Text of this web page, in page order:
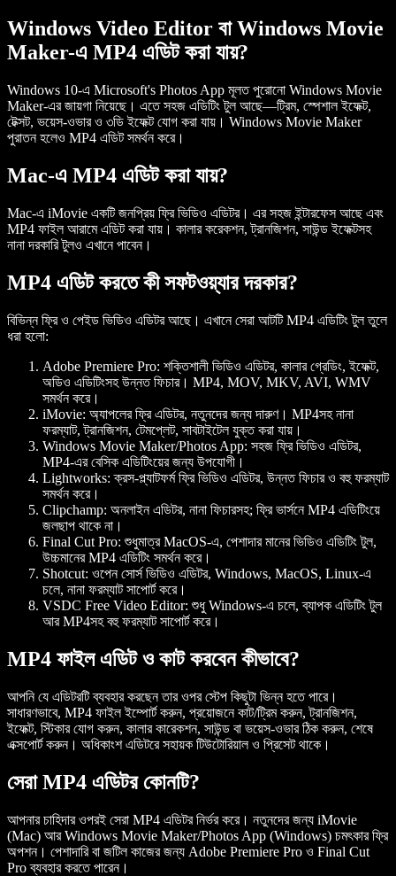
Windows Video Editor বা Windows Movie
Maker-এ MP4 এডিট করা যায়?
Windows 10-এ Microsoft's Photos App মূলত পুরোনো Windows Movie
Maker-এর জায়গা নিয়েছে। এতে সহজ এডিটিং টুল আছে—ট্রিম, স্পেশাল ইফেক্ট,
টেক্সট, ভয়েস-ওভার ও ৩ডি ইফেক্ট যোগ করা যায়। Windows Movie Maker
পুরাতন হলেও MP4 এডিট সমর্থন করে।
Mac-এ MP4 এডিট করা যায়?
Mac-এ iMovie একটি জনপ্রিয় ফ্রি ভিডিও এডিটর। এর সহজ ইন্টারফেস আছে এবং
MP4 ফাইল আরামে এডিট করা যায়। কালার করেকশন, ট্রানজিশন, সাউন্ড ইফেক্টসহ
নানা দরকারি টুলও এখানে পাবেন।
MP4 এডিট করতে কী সফটওয়্যার দরকার?
বিভিন্ন ফ্রি ও পেইড ভিডিও এডিটর আছে। এখানে সেরা আটটি MP4 এডিটিং টুল তুলে
ধরা হলো:
Adobe Premiere Pro: শক্তিশালী ভিডিও এডিটর, কালার গ্রেডিং, ইফেক্ট,
অডিও এডিটিংসহ উন্নত ফিচার। MP4, MOV, MKV, AVI, WMV
সমর্থন করে।
iMovie: অ্যাপলের ফ্রি এডিটর, নতুনদের জন্য দারুণ। MP4সহ নানা
ফরম্যাট, ট্রানজিশন, টেমপ্লেট, সাবটাইটেল যুক্ত করা যায়।
Windows Movie Maker/Photos App: সহজ ফ্রি ভিডিও এডিটর,
MP4-এর বেসিক এডিটিংয়ের জন্য উপযোগী।
Lightworks: ক্রস-প্ল্যাটফর্ম ফ্রি ভিডিও এডিটর, উন্নত ফিচার ও বহু ফরম্যাট
সমর্থন করে।
Clipchamp: অনলাইন এডিটর, নানা ফিচারসহ; ফ্রি ভার্সনে MP4 এডিটিংয়ে
জলছাপ থাকে না।
Final Cut Pro: শুধুমাত্র MacOS-এ, পেশাদার মানের ভিডিও এডিটিং টুল,
উচ্চমানের MP4 এডিটিং সমর্থন করে।
Shotcut: ওপেন সোর্স ভিডিও এডিটর, Windows, MacOS, Linux-এ
চলে, নানা ফরম্যাট সাপোর্ট করে।
VSDC Free Video Editor: শুধু Windows-এ চলে, ব্যাপক এডিটিং টুল
আর MP4সহ বহু ফরম্যাট সাপোর্ট করে।
MP4 ফাইল এডিট ও কাট করবেন কীভাবে?
আপনি যে এডিটরটি ব্যবহার করছেন তার ওপর স্টেপ কিছুটা ভিন্ন হতে পারে।
সাধারণভাবে, MP4 ফাইল ইম্পোর্ট করুন, প্রয়োজনে কাট/ট্রিম করুন, ট্রানজিশন,
ইফেক্ট, স্টিকার যোগ করুন, কালার কারেকশন, সাউন্ড বা ভয়েস-ওভার ঠিক করুন, শেষে
এক্সপোর্ট করুন। অধিকাংশ এডিটরে সহায়ক টিউটোরিয়াল ও প্রিসেট থাকে।
সেরা MP4 এডিটর কোনটি?
আপনার চাহিদার ওপরই সেরা MP4 এডিটর নির্ভর করে। নতুনদের জন্য iMovie
(Mac) আর Windows Movie Maker/Photos App (Windows) চমৎকার ফ্রি
অপশন। পেশাদারি বা জটিল কাজের জন্য Adobe Premiere Pro ও Final Cut
Pro ব্যবহার করতে পারেন।